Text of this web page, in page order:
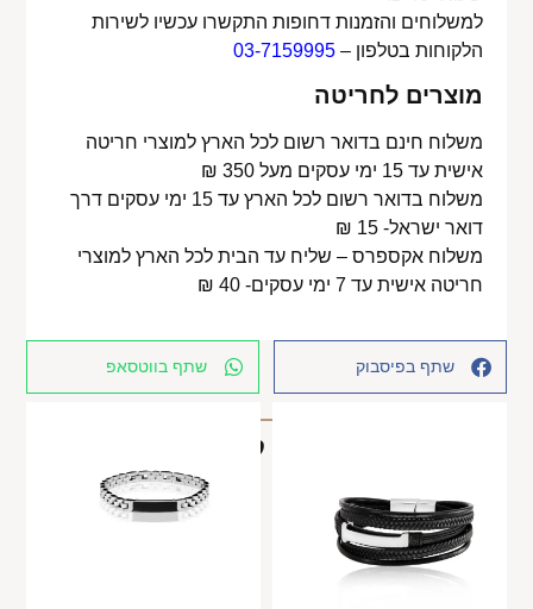
למשלוחים והזמנות דחופות התקשרו עכשיו לשירות
הלקוחות בטלפון –03-7159995
מוצרים לחריטה
משלוח חינם בדואר רשום לכל הארץ למוצרי חריטה
אישית עד 15 ימי עסקים מעל 350 ₪
משלוח בדואר רשום לכל הארץ עד 15 ימי עסקים דרך
דואר ישראל- 15 ₪
משלוח אקספרס – שליח עד הבית לכל הארץ למוצרי
חריטה אישית עד 7 ימי עסקים- 40 ₪
שתף בפיסבוק שתף בווטסאפ
מוצרים קשורים